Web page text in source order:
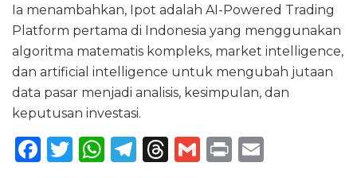
Ia menambahkan, Ipot adalah AI-Powered Trading
Platform pertama di Indonesia yang menggunakan
algoritma matematis kompleks, market intelligence,
dan artificial intelligence untuk mengubah jutaan
data pasar menjadi analisis, kesimpulan, dan
keputusan investasi.
F
T
W T
T
G P